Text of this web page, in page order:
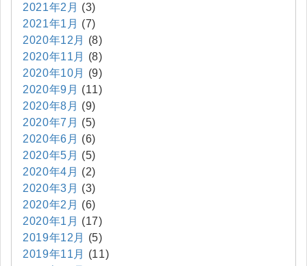
2021年2月 (3)
2021年1月 (7)
2020年12月
(8)
2020年11月
(8)
2020年10月
(9)
2020年9月 (11)
2020年8月 (9)
2020年7月 (5)
2020年6月 (6)
2020年5月 (5)
2020年4月 (2)
2020年3月 (3)
2020年2月 (6)
2020年1月 (17)
2019年12月
(5)
2019年11月
(11)